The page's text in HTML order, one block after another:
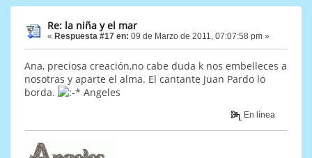
Re: la niña y el mar
« Respuesta #17 en: 09 de Marzo de 2011, 07:07:58 pm »
Ana, preciosa creación,no cabe duda k nos embelleces a
nosotras y aparte el alma. El cantante Juan Pardo lo
borda.
Angeles
En línea